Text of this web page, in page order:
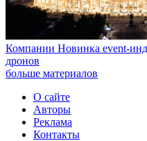
Компании Новинка event-
дронов
больше материалов
О сайте
Авторы
Реклама
Контакты